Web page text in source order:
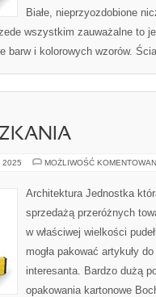
Białe, nieprzyozdobione
wszystkim zauważalne to
barw i kolorowych wzorów.
2025 MOŻLIWOŚĆ
Architektura Jednostka
sprzedażą przeróżnych
w właściwej wielkości
mogła pakować artykuły
interesanta. Bardzo dużą
opakowania kartonowe